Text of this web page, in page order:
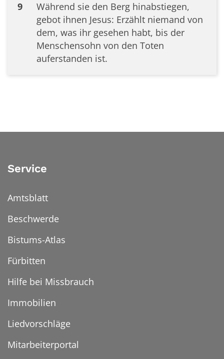
9
Während sie den Berg hinabstiegen,
gebot ihnen Jesus: Erzählt niemand von
dem, was ihr gesehen habt, bis der
Menschensohn von den Toten
auferstanden ist.
Service
Amtsblatt
Beschwerde
Bistums-Atlas
Fürbitten
Hilfe bei Missbrauch
Immobilien
Liedvorschläge
Mitarbeiterportal